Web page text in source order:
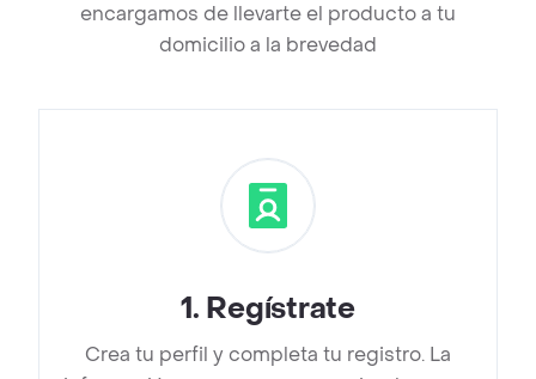
encargamos de llevarte el producto a tu
domicilio a la brevedad
1. Regístrate
Crea tu perfil y completa tu registro. La